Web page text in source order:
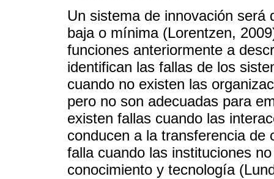
Un sistema de innovación será
baja o mínima (Lorentzen,
funciones anteriormente a
identifican las fallas de los
cuando no existen las
pero no son adecuadas para
existen fallas cuando las
conducen a la transferencia
falla cuando las instituciones
conocimiento y tecnología